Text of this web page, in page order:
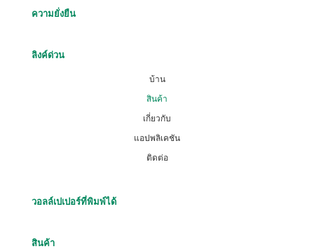
ความยั่งยืน
ลิงค์ด่วน
บ้าน
สินค้า
เกี่ยวกับ
แอปพลิเคชัน
ติดต่อ
วอลล์เปเปอร์ที่พิมพ์ได้
สินค้า